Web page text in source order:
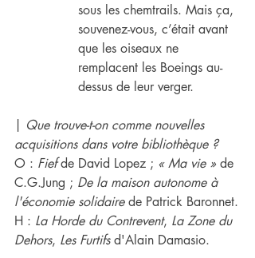
sous les chemtrails. Mais ça,
souvenez-vous, c’était avant
que les oiseaux ne
remplacent les Boeings au-
dessus de leur verger.
| Que trouve-t-on comme nouvelles
acquisitions dans ​votre bibliothèque ?
O : Fief de David Lopez ; « Ma vie » de
C.G.Jung ; De la maison autonome à
l'économie solidaire de Patrick Baronnet.
H : La Horde du Contrevent, La Zone du
Dehors, Les Furtifs d'Alain Damasio.